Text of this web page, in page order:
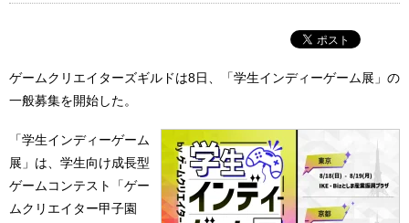
ゲームクリエイターズギルドは8日、「学生インディーゲーム展」の
一般募集を開始した。
「学生インディーゲーム
展」は、学生向け成長型
ゲームコンテスト「ゲー
ムクリエイター甲子園